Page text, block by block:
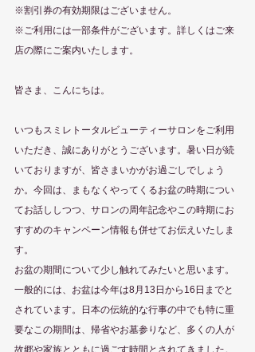
※割引券の有効期限はございません。
※ご利用には一部条件がございます。詳しくはご来
店の際にご案内いたします。
皆さま、こんにちは。
いつもスミレトータルビューティーサロンをご利用
いただき、誠にありがとうございます。暑い日が続
いておりますが、皆さまいかがお過ごしでしょう
か。今回は、まもなくやってくるお盆の時期につい
てお話ししつつ、サロンの周年記念やこの時期にお
すすめのキャンペーン情報も併せてお伝えいたしま
す。
お盆の期間について少し触れてみたいと思います。
一般的には、お盆は今年は8月13日から16日までと
されています。日本の伝統的な行事の中でも特に重
要なこの期間は、帰省やお墓参りなど、多くの人が